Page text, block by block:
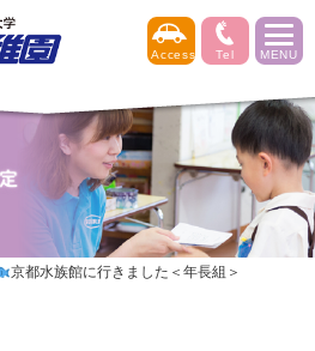
京都水族館に行きました＜年長組＞